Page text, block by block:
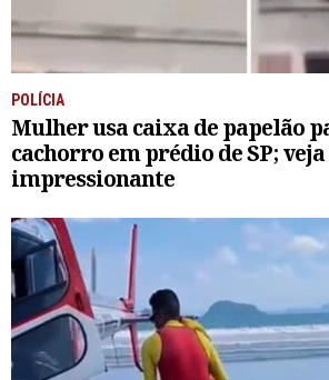
POLÍCIA
Mulher usa caixa de papelão
cachorro em prédio de SP;
impressionante